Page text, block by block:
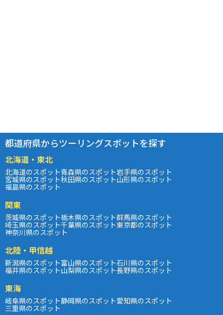
都道府県からツーリングスポットを探す
北海道・東北
北海道のスポット青森県のスポット岩手県のスポット
宮城県のスポット秋田県のスポット山形県のスポット
福島県のスポット
関東
茨城県のスポット栃木県のスポット群馬県のスポット
埼玉県のスポット千葉県のスポット東京都のスポット
神奈川県のスポット
北陸・甲信越
新潟県のスポット富山県のスポット石川県のスポット
福井県のスポット山梨県のスポット長野県のスポット
東海
岐阜県のスポット静岡県のスポット愛知県のスポット
三重県のスポット